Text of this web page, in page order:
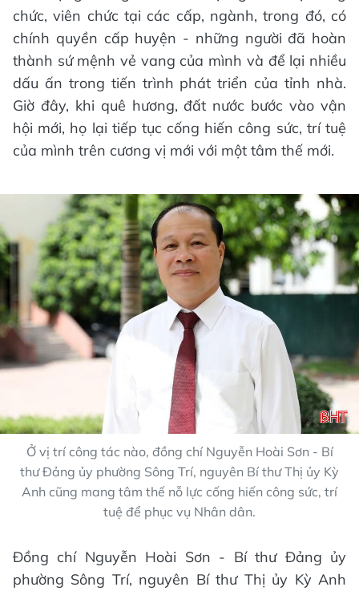
chức, viên chức tại các cấp, ngành, trong đó, có
chính quyền cấp huyện - những người đã hoàn
thành sứ mệnh vẻ vang của mình và để lại nhiều
dấu ấn trong tiến trình phát triển của tỉnh nhà.
Giờ đây, khi quê hương, đất nước bước vào vận
hội mới, họ lại tiếp tục cống hiến công sức, trí tuệ
của mình trên cương vị mới với một tâm thế mới.
Ở vị trí công tác nào, đồng chí Nguyễn Hoài Sơn - Bí
thư Đảng ủy phường Sông Trí, nguyên Bí thư Thị ủy Kỳ
Anh cũng mang tâm thế nỗ lực cống hiến công sức, trí
tuệ để phục vụ Nhân dân.
Đồng chí Nguyễn Hoài Sơn - Bí thư Đảng ủy
phường Sông Trí, nguyên Bí thư Thị ủy Kỳ Anh